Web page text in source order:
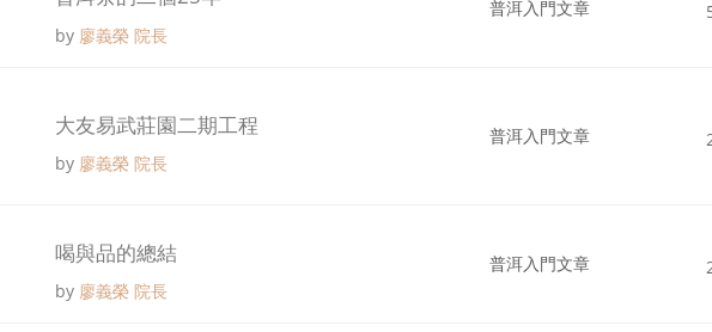
by 廖義榮 院長
普洱入門文章
大友易武莊園二期工程
by 廖義榮 院長
普洱入門文章
喝與品的總結
by 廖義榮 院長
普洱入門文章